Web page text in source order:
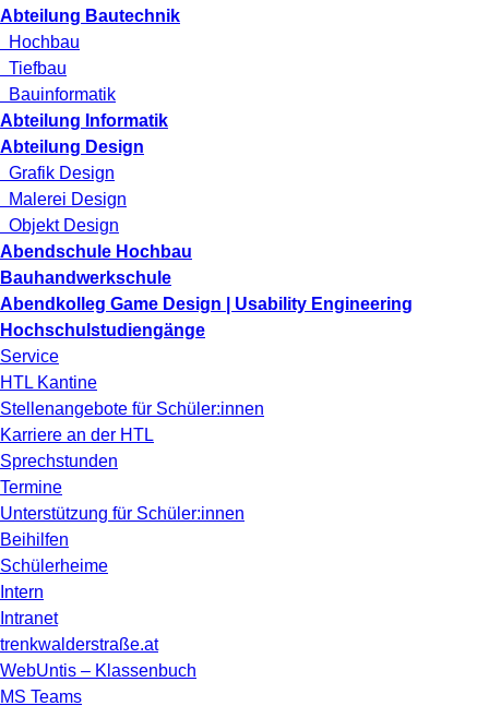
Abteilung Bautechnik
Hochbau
Tiefbau
Bauinformatik
Abteilung Informatik
Abteilung Design
Grafik Design
Malerei Design
Objekt Design
Abendschule Hochbau
Bauhandwerkschule
Abendkolleg Game Design | Usability Engineering
Hochschulstudiengänge
Service
HTL Kantine
Stellenangebote für Schüler:innen
Karriere an der HTL
Sprechstunden
Termine
Unterstützung für Schüler:innen
Beihilfen
Schülerheime
Intern
Intranet
trenkwalderstraße.at
WebUntis – Klassenbuch
MS Teams